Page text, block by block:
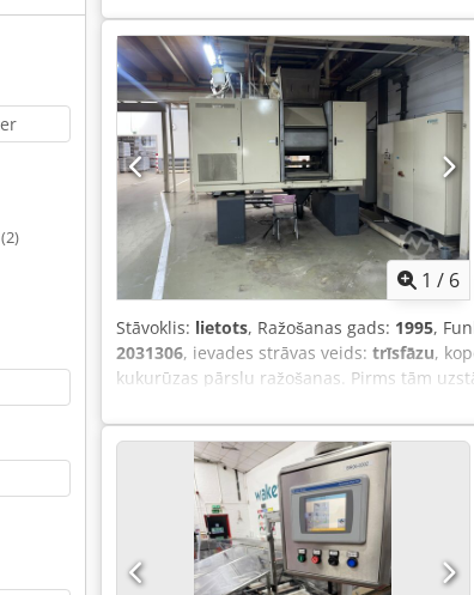
(2)
1 / 6
Stāvoklis: lietots, Ražošanas gads: 1995,
2031306, ievades strāvas veids: trīsfāzu,
kukurūzas pārslu ražošanas. Pirms tām
Veltņu dzirnavu svars apmēram 9200 kg.